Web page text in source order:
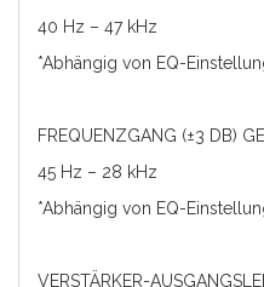
40 Hz – 47 kHz
*Abhängig von EQ-
FREQUENZGANG (±3 DB)
45 Hz – 28 kHz
*Abhängig von EQ-
VERSTÄRKER-